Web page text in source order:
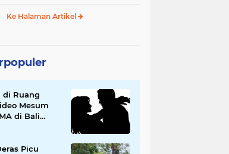
Ke Halaman Artikel
di Ruang
Mesum
di Bali
dan
Picu